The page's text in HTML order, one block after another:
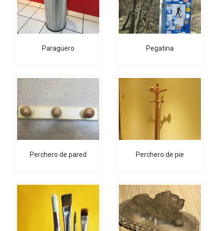
Paragüero Pegatina
Perchero de pared Perchero de pie